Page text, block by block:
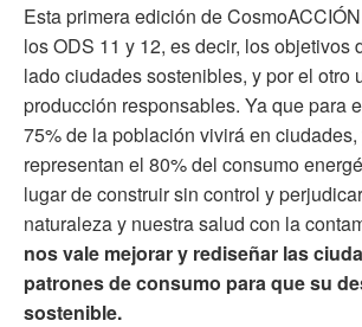
Esta primera edición de
los ODS 11 y 12, es decir, los objetivos
lado ciudades sostenibles, y por el otro
producción responsables. Ya que para
75% de la población vivirá en ciudades,
representan el 80% del consumo
lugar de construir sin control y
naturaleza y nuestra salud con la
nos vale mejorar y rediseñar las
patrones de consumo para que su
sostenible.